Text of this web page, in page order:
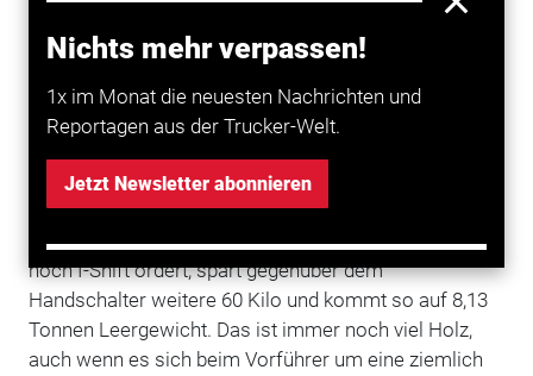
Nichts mehr verpassen!
1x im Monat die neuesten Nachrichten und
Reportagen aus der Trucker-Welt.
Jetzt Newsletter abonnieren
immer Axor, CF, Premium,
AT oder
kauften, sollen sich jetzt auch für Wikinger begeistern
können. WieScaniamachtVolvodas über den
Kabinenbaukasten: LXL heißt die "erdnahe"
gewichtssparendem 10,8-Liter-D11-Motor gibt. Dabei
handelt es sich um einen aufgebohrten D9-Block, der
immerhin 140 Kilo leichter baut als der D13. Wer dann
noch I-Shift ordert, spart gegenüber dem
Handschalter weitere 60 Kilo und kommt so auf 8,13
Tonnen Leergewicht. Das ist immer noch viel Holz,
auch wenn es sich beim Vorführer um eine ziemlich